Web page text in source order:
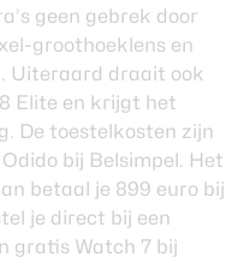
geen gebrek door
groothoeklens en
Uiteraard draait ook
Elite en krijgt het
De toestelkosten zijn
bij Belsimpel. Het
betaal je 899 euro bij
je direct bij een
gratis Watch 7 bij